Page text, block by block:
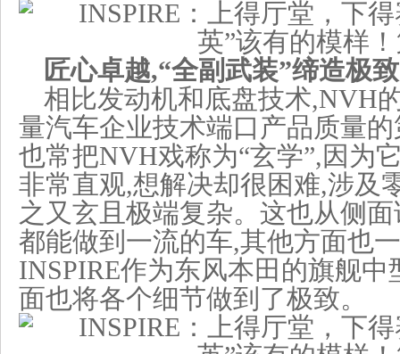
匠心卓越,“全副武装”缔造极致
相比发动机和底盘技术,NVH
量汽车企业技术端口产品质量
也常把NVH戏称为“玄学”,因为
非常直观,想解决却很困难,涉及
之又玄且极端复杂。这也从侧
都能做到一流的车,其他方面也
INSPIRE作为东风本田的旗舰
面也将各个细节做到了极致。